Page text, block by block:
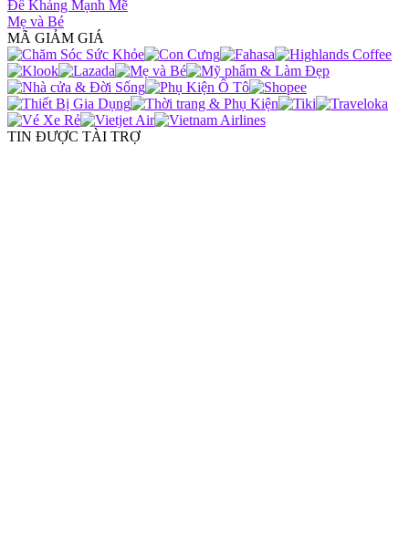
Đề Kháng Mạnh Mẽ
Mẹ và Bé
MÃ GIẢM GIÁ
TIN ĐƯỢC TÀI TRỢ